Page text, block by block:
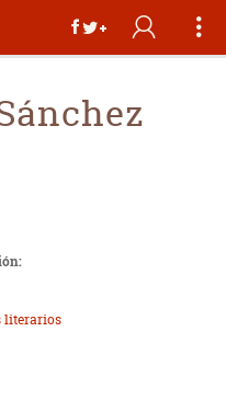
literarios